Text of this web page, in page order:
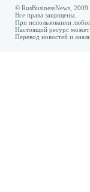
© RusBusinessNews, 2009.
Все права защищены.
При использовании
Настоящий ресурс
Перевод новостей и